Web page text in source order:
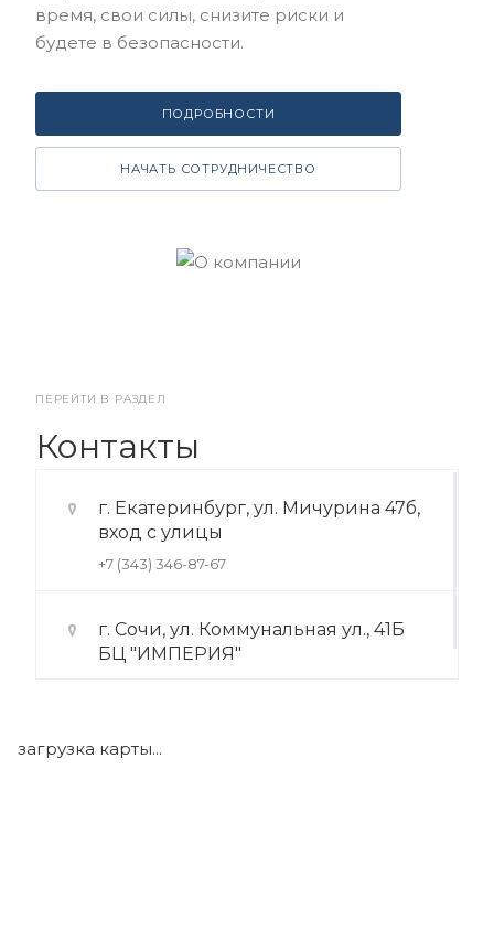
время, свои силы, снизите риски и
будете в безопасности.
ПОДРОБНОСТИ
НАЧАТЬ СОТРУДНИЧЕСТВО
ПЕРЕЙТИ В РАЗДЕЛ
Контакты
г. Екатеринбург, ул. Мичурина 47б,
вход с улицы
+7 (343) 346-87-67
г. Сочи, ул. Коммунальная ул., 41Б
БЦ "ИМПЕРИЯ"
загрузка карты...